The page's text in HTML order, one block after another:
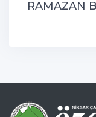
RAMAZAN